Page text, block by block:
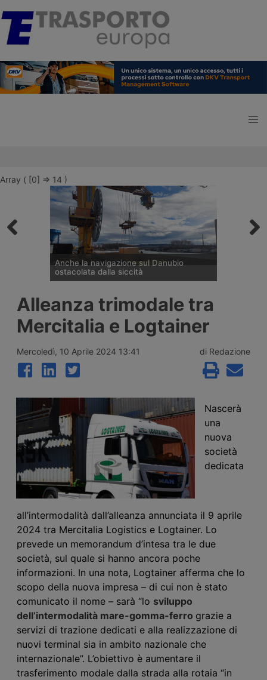
Array ( [0] => 14 )
Anche la navigazione sul Danubio
ostacolata dalla siccità
dal 1996 tra Romania, Ungheria e Serbia,
bloccando la navigazione commerciale e
costringendo le centrali energetiche di
Cernavodă, Paks e Djerdap a ridurre la
quantificate per i gruppi Verbund ed Edf.
Alleanza trimodale tra
Mercitalia e Logtainer
Mercoledì, 10 Aprile 2024 13:41 di Redazione
Nascerà
una
nuova
società
dedicata
all’intermodalità dall’alleanza annunciata il 9 aprile
2024 tra Mercitalia Logistics e Logtainer. Lo
prevede un memorandum d’intesa tra le due
società, sul quale si hanno ancora poche
informazioni. In una nota, Logtainer afferma che lo
scopo della nuova impresa – di cui non è stato
comunicato il nome – sarà “lo sviluppo
dell’intermodalità mare-gomma-ferro grazie a
servizi di trazione dedicati e alla realizzazione di
nuovi terminal sia in ambito nazionale che
internazionale”. L’obiettivo è aumentare il
trasferimento modale dalla strada alla rotaia “in